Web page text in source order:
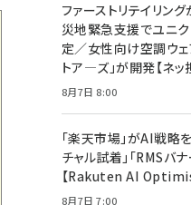
ファーストリテイリン
災地緊急支援でユニ
定／女性向け空調ウェ
トア―ズ」が開発【ネッ
8月7日 8:00
「楽天市場」がAI戦略
チャル試着」「RMSバ
【Rakuten AI
8月7日 7:00